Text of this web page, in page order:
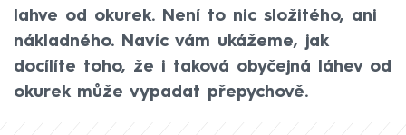
lahve od okurek. Není to nic složitého, ani
nákladného. Navíc vám ukážeme, jak
docílíte toho, že i taková obyčejná láhev od
okurek může vypadat přepychově.